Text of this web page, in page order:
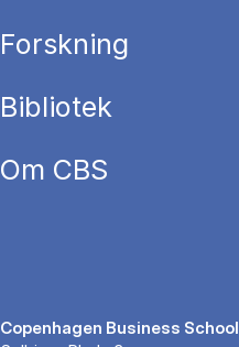
Forskning
Bibliotek
Om CBS
Copenhagen Business School